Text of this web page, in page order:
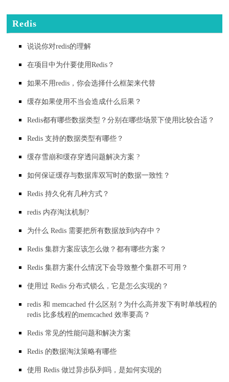
Redis
说说你对redis的理解
在项目中为什要使用Redis？
如果不用redis，你会选择什么框架来代替
缓存如果使用不当会造成什么后果？
Redis都有哪些数据类型？分别在哪些场景下使用比较合适？
Redis 支持的数据类型有哪些？
缓存雪崩和缓存穿透问题解决方案 ?
如何保证缓存与数据库双写时的数据一致性？
Redis 持久化有几种方式？
redis 内存淘汰机制?
为什么 Redis 需要把所有数据放到内存中？
Redis 集群方案应该怎么做？都有哪些方案？
Redis 集群方案什么情况下会导致整个集群不可用？
使用过 Redis 分布式锁么，它是怎么实现的？
redis 和 memcached 什么区别？为什么高并发下有时单线程的
redis 比多线程的memcached 效率要高？
Redis 常见的性能问题和解决方案
Redis 的数据淘汰策略有哪些
使用 Redis 做过异步队列吗，是如何实现的